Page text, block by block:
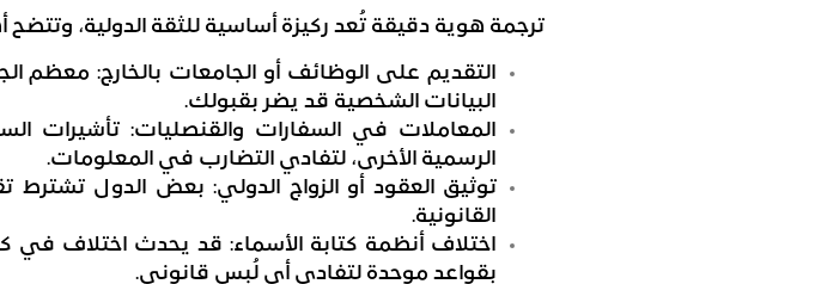
ترجمة هوية دقيقة تُعد ركيزة أساسية للثقة الدولية، وتتضح
التقديم على الوظائف أو الجامعات بالخارج:
البيانات الشخصية قد يضر بقبولك.
المعاملات في السفارات والقنصليات: تأشيرات
الرسمية الأخرى، لتفادي التضارب في المعلومات.
توثيق العقود أو الزواج الدولي: بعض الدول
القانونية.
اختلاف أنظمة كتابة الأسماء: قد يحدث اختلاف في
بقواعد موحدة لتفادي أي لُبس قانوني.